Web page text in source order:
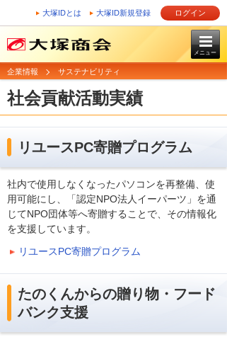
大塚IDとは 大塚ID新規登録 ログイン
メニュー
企業情報 サステナビリティ
社会貢献活動実績
リユースPC寄贈プログラム
社内で使用しなくなったパソコンを再整備、使
用可能にし、「認定NPO法人イーパーツ」を通
じてNPO団体等へ寄贈することで、その情報化
を支援しています。
リユースPC寄贈プログラム
たのくんからの贈り物・フード
バンク支援